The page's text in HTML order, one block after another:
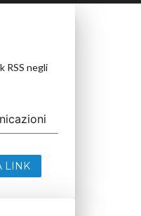
RSS negli
LINK